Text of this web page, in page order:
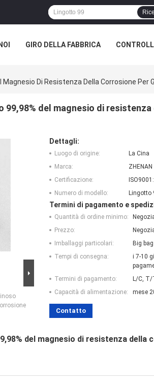
GIRO DELLA FABBRICA
Di Resistenza Della Corrosione Per
del magnesio di
Dettagli:
Luogo di origine:
La Cina
Marca:
ZHENAN
Certificazione:
Numero di modello:
Lingotto
Termini di pagamento e
Quantità di ordine minimo:
Prezzo:
Imballaggi particolari:
Big
Tempi di consegna:
i 7-10
Termini di pagamento:
L/C, T/
Capacità di alimentazione:
mese
Contatto
del magnesio di resistenza della